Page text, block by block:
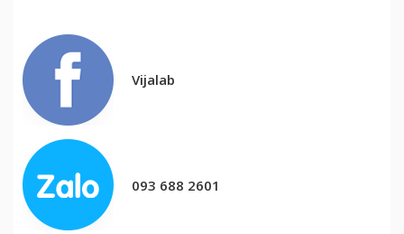
Vijalab
093 688 2601